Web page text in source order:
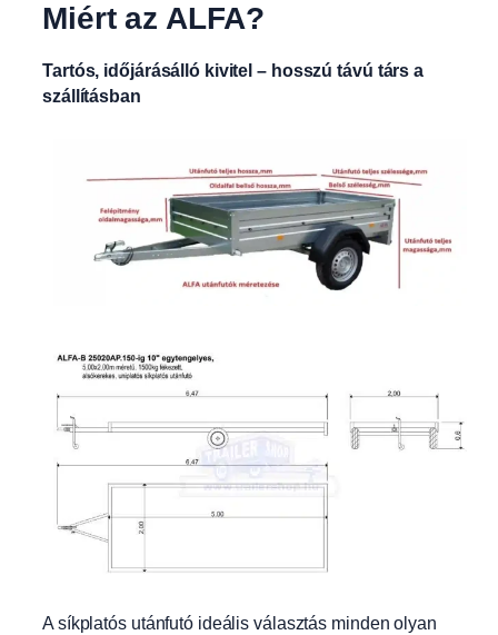
Miért az ALFA?
Tartós, időjárásálló kivitel – hosszú távú társ a
szállításban
A síkplatós utánfutó ideális választás minden olyan